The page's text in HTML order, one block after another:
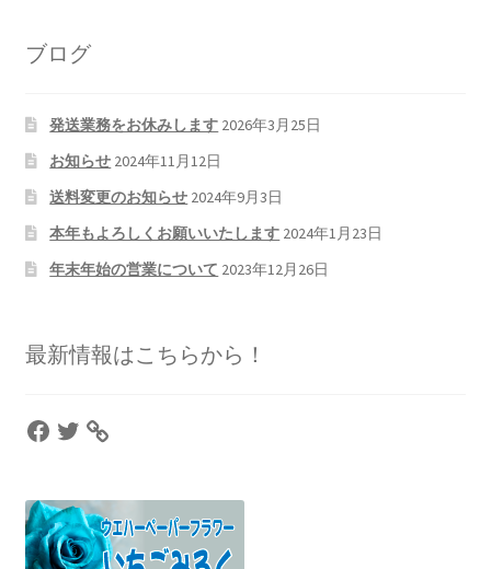
ブログ
発送業務をお休みします 2026年3月25日
お知らせ 2024年11月12日
送料変更のお知らせ 2024年9月3日
本年もよろしくお願いいたします 2024年1月23日
年末年始の営業について 2023年12月26日
最新情報はこちらから！
Facebook
Twitter